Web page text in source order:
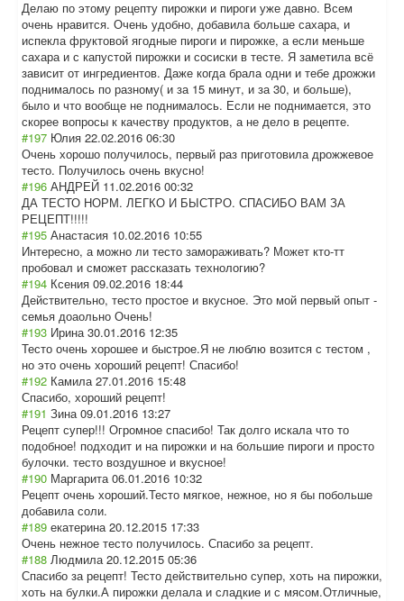
Делаю по этому рецепту пирожки и пироги уже давно. Всем
очень нравится. Очень удобно, добавила больше сахара, и
испекла фруктовой ягодные пироги и пирожке, а если меньше
сахара и с капустой пирожки и сосиски в тесте. Я заметила всё
зависит от ингредиентов. Даже когда брала одни и тебе дрожжи
поднималось по разному( и за 15 минут, и за 30, и больше),
было и что вообще не поднималось. Если не поднимается, это
скорее вопросы к качеству продуктов, а не дело в рецепте.
#197 Юлия 22.02.2016 06:30
Очень хорошо получилось, первый раз приготовила дрожжевое
тесто. Получилось очень вкусно!
#196 АНДРЕЙ 11.02.2016 00:32
ДА ТЕСТО НОРМ. ЛЕГКО И БЫСТРО. СПАСИБО ВАМ ЗА
РЕЦЕПТ!!!!!
#195 Анастасия 10.02.2016 10:55
Интересно, а можно ли тесто замораживать? Может кто-тт
пробовал и сможет рассказать технологию?
#194 Ксения 09.02.2016 18:44
Действительно, тесто простое и вкусное. Это мой первый опыт -
семья доаольно Очень!
#193 Ирина 30.01.2016 12:35
Тесто очень хорошее и быстрое.Я не люблю возится с тестом ,
но это очень хороший рецепт! Спасибо!
#192 Камила 27.01.2016 15:48
Спасибо, хороший рецепт!
#191 Зина 09.01.2016 13:27
Рецепт супер!!! Огромное спасибо! Так долго искала что то
подобное! подходит и на пирожки и на большие пироги и просто
булочки. тесто воздушное и вкусное!
#190 Маргарита 06.01.2016 10:32
Рецепт очень хороший.Тесто мягкое, нежное, но я бы побольше
добавила соли.
#189 екатерина 20.12.2015 17:33
Очень нежное тесто получилось. Спасибо за рецепт.
#188 Людмила 20.12.2015 05:36
Спасибо за рецепт! Тесто действительно супер, хоть на пирожки,
хоть на булки.А пирожки делала и сладкие и с мясом.Отличные,